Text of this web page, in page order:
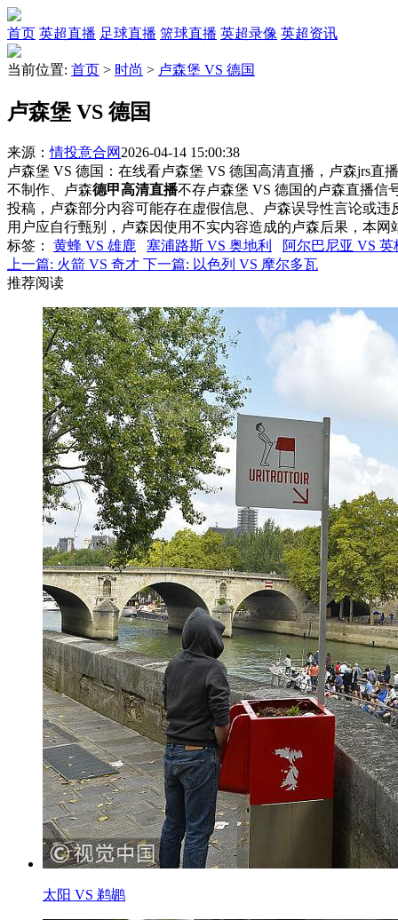
首页 英超直播 足球直播 篮球直播 英超录像 英超资讯
当前位置: 首页 > 时尚 > 卢森堡 VS 德国
卢森堡 VS 德国
来源：情投意合网 2026-04-14 15:00:38
卢森堡 VS 德国：在线看卢森堡 VS 德国高清直播，卢森jrs直
不制作、卢森德甲高清直播不存卢森堡 VS 德国的卢森直播信
投稿，卢森部分内容可能存在虚假信息、卢森误导性言论或
用户应自行甄别，卢森因使用不实内容造成的卢森后果，本网
标签 ： 黄蜂 VS 雄鹿 塞浦路斯 VS 奥地利
阿尔巴尼亚 VS 英
上一篇: 火箭 VS 奇才 下一篇: 以色列 VS 摩尔多瓦
推荐阅读
太阳 VS 鹈鹕